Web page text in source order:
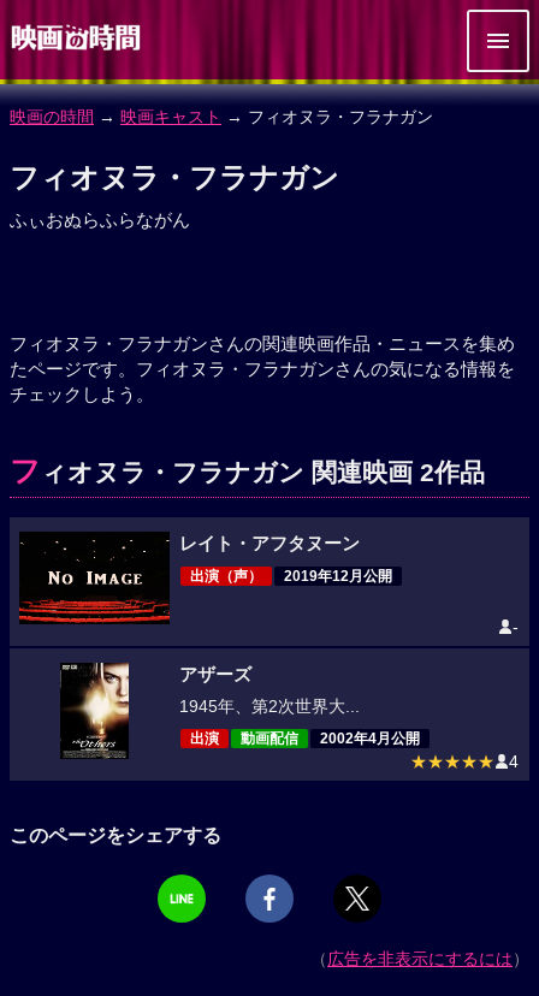
映画の時間 → 映画キャスト → フィオヌラ・フラナガン
フィオヌラ・フラナガン
ふぃおぬらふらながん
フィオヌラ・フラナガンさんの関連映画作品・ニュースを集め
たページです。フィオヌラ・フラナガンさんの気になる情報を
チェックしよう。
フ ィオヌラ・フラナガン 関連映画 2作品
レイト・アフタヌーン
出演（声） 2019年12月公開
-
アザーズ
1945年、第2次世界大...
出演 動画配信 2002年4月公開
★★★★★ 4
このページをシェアする
（広告を非表示にするには）